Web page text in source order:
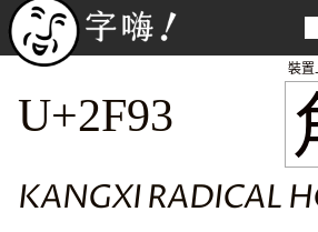
裝置
U+2F93
KANGXI RADICAL